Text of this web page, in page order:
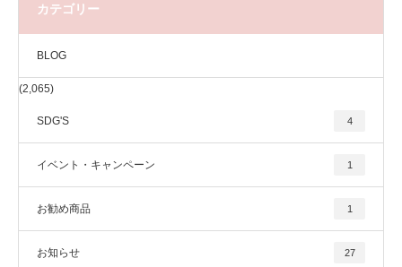
カテゴリー
BLOG
(2,065)
SDG'S 4
イベント・キャンペーン 1
お勧め商品 1
お知らせ 27